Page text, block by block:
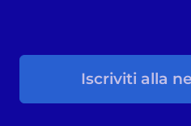
Iscriviti alla